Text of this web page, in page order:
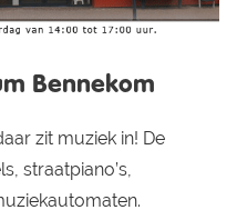
Bennekom
zit muziek in! De
straatpiano’s,